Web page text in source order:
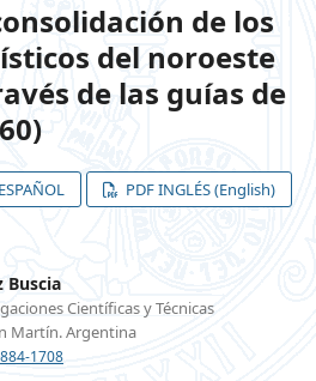
de los
del noroeste
de las guías de
PDF INGLÉS (English)
Buscia
Científicas y Técnicas
Martín. Argentina
1708